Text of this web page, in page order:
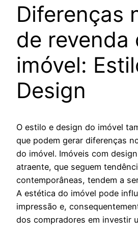
Diferenças
de revenda
imóvel:
Design
O estilo e design do imóvel
que podem gerar diferenças
do imóvel. Imóveis com
atraente, que seguem
contemporâneas, tendem a
A estética do imóvel pode
impressão e,
dos compradores em investir